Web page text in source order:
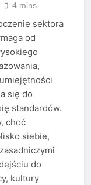
4 mins
sektora
od
się do
standardów.
choć
siebie,
do
kultury